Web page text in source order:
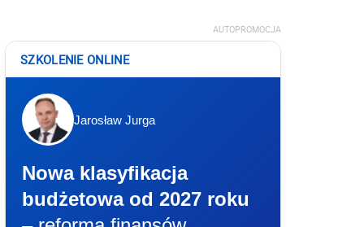
AUTOPROMOCJA
SZKOLENIE ONLINE
Jarosław Jurga
Nowa klasyfikacja
budżetowa od 2027 roku